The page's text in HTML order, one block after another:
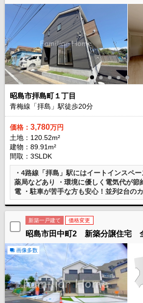
昭島市拝島町１丁目
青梅線「拝島」駅徒歩20分
価格： 3,780万円
土地：120.52m²
建物：89.91m²
間取：3SLDK
・4路線「拝島」駅にはイートインスペ
薬局などあり ・環境に優しく電気代が節
電 ・駐車が苦手な方も安心！並列2台の
新築一戸建て 価格変更
昭島市田中町2 新築分譲住宅
画像多数